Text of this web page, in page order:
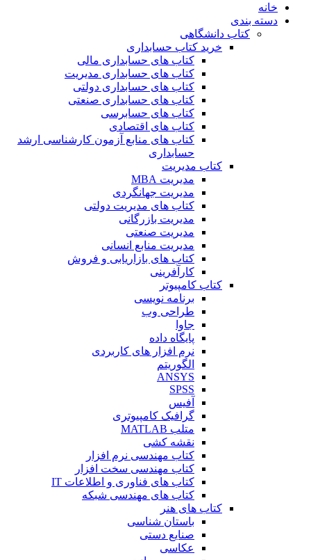
خانه
دسته بندی
کتاب دانشگاهی
خرید کتاب حسابداری
کتاب های حسابداری مالی
کتاب های حسابداری مدیریت
کتاب های حسابداری دولتی
کتاب های حسابداری صنعتی
کتاب های حسابرسی
کتاب های اقتصادی
کتاب های منابع آزمون کارشناسی ارشد
حسابداری
کتاب مدیریت
مدیریت MBA
مدیریت جهانگردی
کتاب های مدیریت دولتی
مدیریت بازرگانی
مدیریت صنعتی
مدیریت منابع انسانی
کتاب های بازاریابی و فروش
کارآفرینی
کتاب کامپیوتر
برنامه نویسی
طراحی وب
جاوا
پایگاه داده
نرم افزار های کاربردی
الگوریتم
ANSYS
SPSS
آفیس
گرافیک کامپیوتری
متلب MATLAB
نقشه کشی
کتاب مهندسی نرم افزار
کتاب مهندسی سخت افزار
کتاب های فناوری و اطلاعات IT
کتاب های مهندسی شبکه
کتاب های هنر
باستان شناسی
صنایع دستی
عکاسی